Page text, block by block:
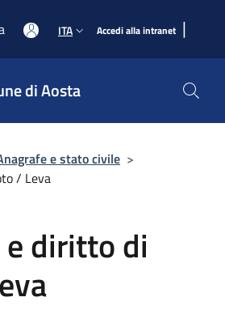
ITA Accedi alla intranet |
di Aosta
e stato civile >
/ Leva
e diritto di